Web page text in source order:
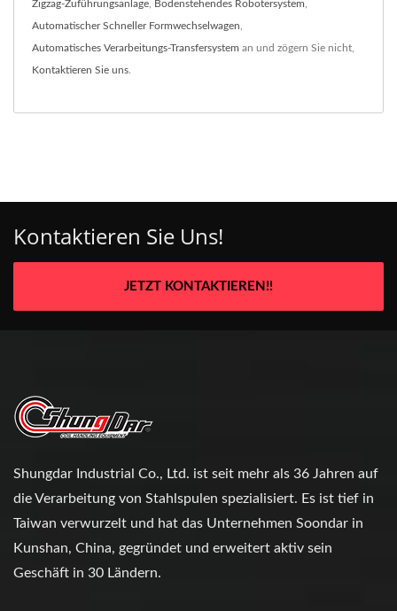
Zigzag-Zuführungsanlage Bodenstehendes Robotersystem
Automatischer Schneller Formwechselwagen
Automatisches Verarbeitungs-Transfersystem an und zögern Sie nicht,
Kontaktieren Sie uns
Kontaktieren Sie Uns!
JETZT KONTAKTIEREN!!
Shungdar Industrial Co., Ltd. ist seit mehr als 36 Jahren auf
die Verarbeitung von Stahlspulen spezialisiert. Es ist tief in
Taiwan verwurzelt und hat das Unternehmen Soondar in
Kunshan, China, gegründet und erweitert aktiv sein
Geschäft in 30 Ländern.